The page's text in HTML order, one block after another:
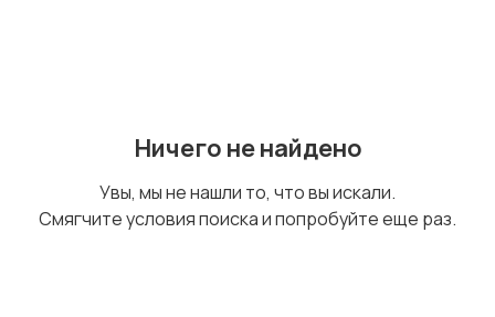
Ничего не найдено
Увы, мы не нашли то, что вы искали.
Смягчите условия поиска и попробуйте еще раз.